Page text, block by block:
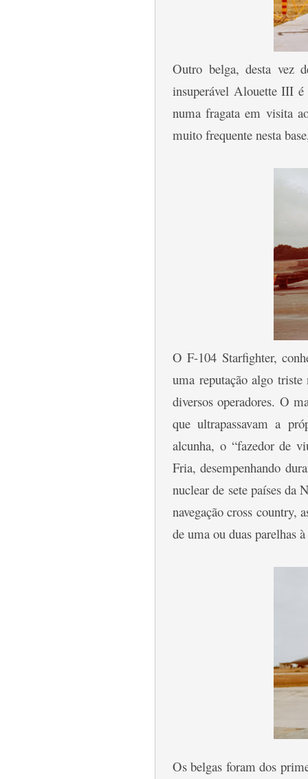
Outro belga, desta vez
insuperável Alouette III é
numa fragata em visita
muito frequente nesta
O F-104 Starfighter,
uma reputação algo
diversos operadores. O
que ultrapassavam a
alcunha, o “fazedor de
Fria, desempenhando
nuclear de sete países da
navegação cross country,
de uma ou duas parelhas
Os belgas foram dos